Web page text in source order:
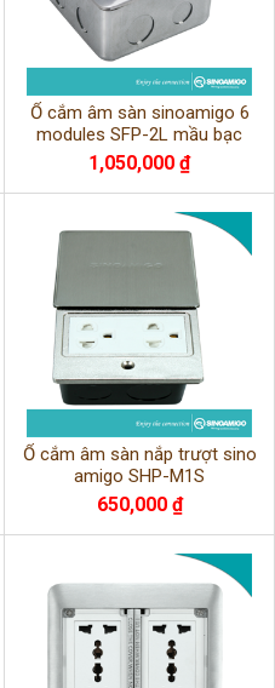
Ổ cắm âm sàn sinoamigo 6
modules SFP-2L mầu bạc
1,050,000 ₫
Ổ cắm âm sàn nắp trượt sino
amigo SHP-M1S
650,000 ₫